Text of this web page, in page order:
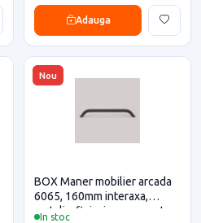
Adauga
Nou
In stoc
BOX Maner mobilier arcada
6065, 160mm interaxa,
metalic, finisaj negru pentru